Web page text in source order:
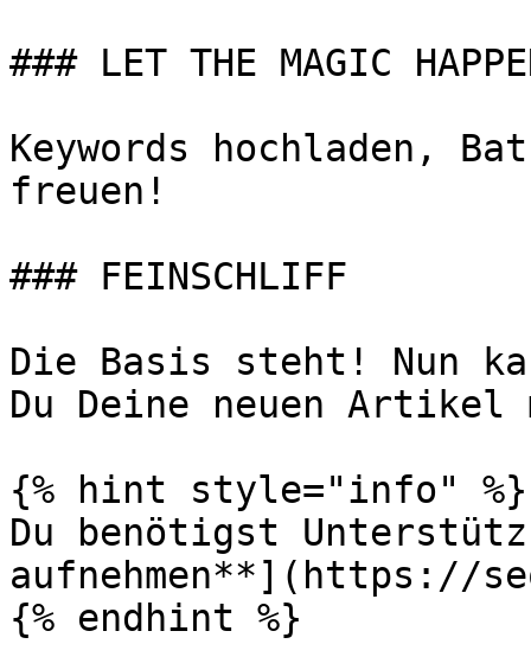
### LET THE MAGIC
Keywords hochladen,
freuen!
### FEINSCHLIFF
Die Basis steht! Nun
Du Deine neuen
{% hint style="info" %}
Du benötigst
aufnehmen**](https://